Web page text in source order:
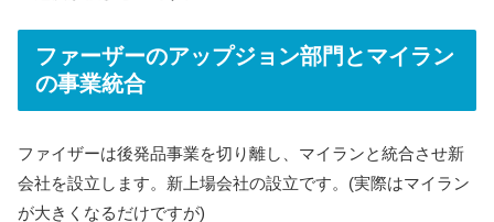
ファーザーのアップジョン部門とマイラン
の事業統合
ファイザーは後発品事業を切り離し、マイランと統合させ新
会社を設立します。新上場会社の設立です。(実際はマイラン
が大きくなるだけですが)